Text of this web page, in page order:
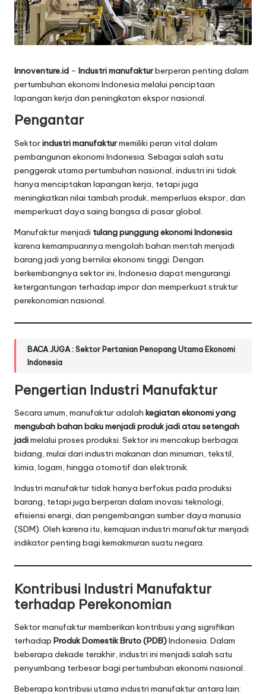
Innoventure.id – Industrimanufakturberperan penting dalam
pertumbuhan ekonomi Indonesia melalui penciptaan
lapangan kerja dan peningkatan ekspor nasional.
Pengantar
Sektorindustri manufakturmemiliki peran vital dalam
pembangunan ekonomi Indonesia. Sebagai salah satu
penggerak utama pertumbuhan nasional, industri ini tidak
hanya menciptakan lapangan kerja, tetapi juga
meningkatkan nilai tambah produk, memperluas ekspor, dan
memperkuat daya saing bangsa di pasar global.
Manufaktur menjadi tulang punggung ekonomi Indonesia
karena kemampuannya mengolah bahan mentah menjadi
barang jadi yang bernilai ekonomi tinggi. Dengan
berkembangnya sektor ini, Indonesia dapat mengurangi
ketergantungan terhadap impor dan memperkuat struktur
perekonomian nasional.
BACA JUGA :Sektor Pertanian Penopang Utama Ekonomi
Indonesia
Pengertian Industri Manufaktur
Secara umum, manufaktur adalah kegiatan ekonomi yang
mengubah bahan baku menjadi produk jadi atau setengah
jadimelalui proses produksi. Sektor ini mencakup berbagai
bidang, mulai dari industri makanan dan minuman, tekstil,
kimia, logam, hingga otomotif dan elektronik.
Industri manufaktur tidak hanya berfokus pada produksi
barang, tetapi juga berperan dalam inovasi teknologi,
efisiensi energi, dan pengembangan sumber daya manusia
(SDM). Oleh karena itu, kemajuan industri manufaktur menjadi
indikator penting bagi kemakmuran suatu negara.
Kontribusi Industri Manufaktur
terhadap Perekonomian
Sektor manufaktur memberikan kontribusi yang signifikan
terhadap Produk Domestik Bruto (PDB)Indonesia. Dalam
beberapa dekade terakhir, industri ini menjadi salah satu
penyumbang terbesar bagi pertumbuhan ekonomi nasional.
Beberapa kontribusi utama industri manufaktur antara lain: